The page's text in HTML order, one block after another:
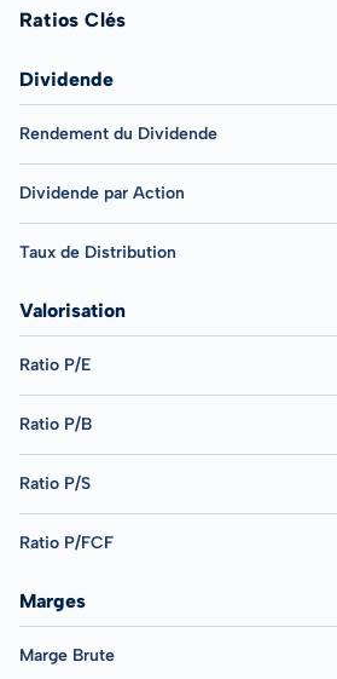
Ratios Clés
Dividende
Rendement du Dividende
Dividende par Action
Taux de Distribution
Valorisation
Ratio P/E
Ratio P/B
Ratio P/S
Ratio P/FCF
Marges
Marge Brute